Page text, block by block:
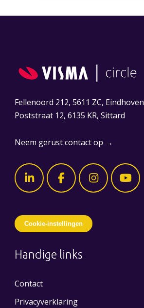
Fellenoord 212, 5611 ZC, Eindhoven
Poststraat 12, 6135 KR, Sittard
Neem gerust contact op →
Cookie-instellingen
Handige links
Contact
Privacyverklaring